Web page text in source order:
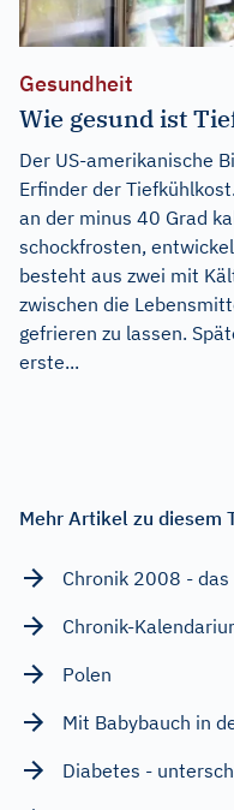
Gesundheit
Wie gesund ist
Der US-amerikanische
Erfinder der
an der minus 40 Grad
schockfrosten,
besteht aus zwei mit
zwischen die
gefrieren zu lassen.
erste...
Mehr Artikel zu diesem
Chronik 2008 -
Chronik-
Polen
Mit Babybauch in
Diabetes -